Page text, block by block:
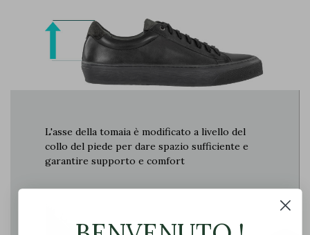
L'asse della tomaia è modificato a livello del
collo del piede per dare spazio sufficiente e
garantire supporto e comfort